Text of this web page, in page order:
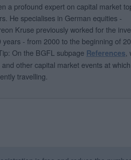
a profound expert on capital market
He specialises in German equities -
Kruse previously worked for the
- from 2000 to the beginning of
On the BGFL subpage References
other capital market events at
travelling.